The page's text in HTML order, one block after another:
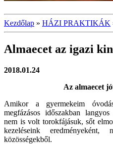
Kezdőlap » HÁZI PRAKTIKÁK
Almaecet az igazi
2018.01.24
Az almaecet
Amikor a gyermekeim
megfázásos időszakban
nem is volt torokfájásuk, sőt
kezeléseink
közösségekből.